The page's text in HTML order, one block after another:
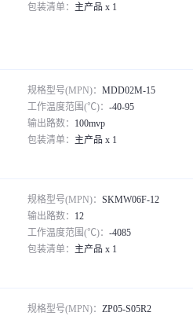
包装清单： 主产品 x 1
规格型号(MPN)： MDD02M-15
工作温度范围(℃)： -40-95
输出路数： 100mvp
包装清单： 主产品 x 1
规格型号(MPN)： SKMW06F-12
输出路数： 12
工作温度范围(℃)： -4085
包装清单： 主产品 x 1
规格型号(MPN)： ZP05-S05R2